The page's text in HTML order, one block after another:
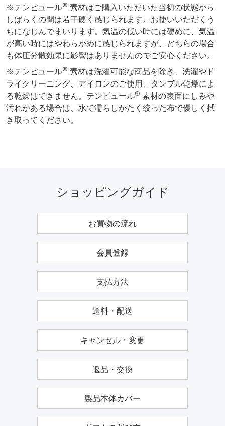
※テンピュール® 素材はご購入いただいた当初の状態から
しばらくの間は若干硬く感じられます。お使いいただくう
ちになじんでまいります。気温の低い時には硬めに、気温
が高い時にはやわらかめに感じられますが、どちらの場合
も体圧分散効果に影響はありませんのでご安心ください。
※テンピュール® 素材は洗濯可能な商品を除き、洗濯やド
ライクリーニング、アイロンのご使用、タンブル乾燥によ
る乾燥はできません。テンピュール® 素材の表面にしみや
汚れがある場合は、水で濡らしかたく絞った布で優しく拭
き取ってください。
ショッピングガイド
お買物の流れ
会員登録
支払方法
送料・配送
キャンセル・変更
返品・交換
製品本体カバー